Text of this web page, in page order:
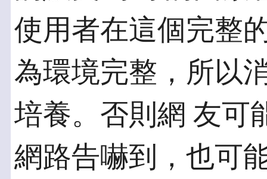
使用者在這個完整
為環境完整，所以
培養。否則網 友可
網路告嚇到，也可